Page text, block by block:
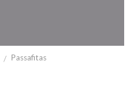
/ Passafitas